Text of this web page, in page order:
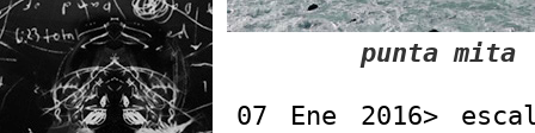
punta
07 Ene 2016>